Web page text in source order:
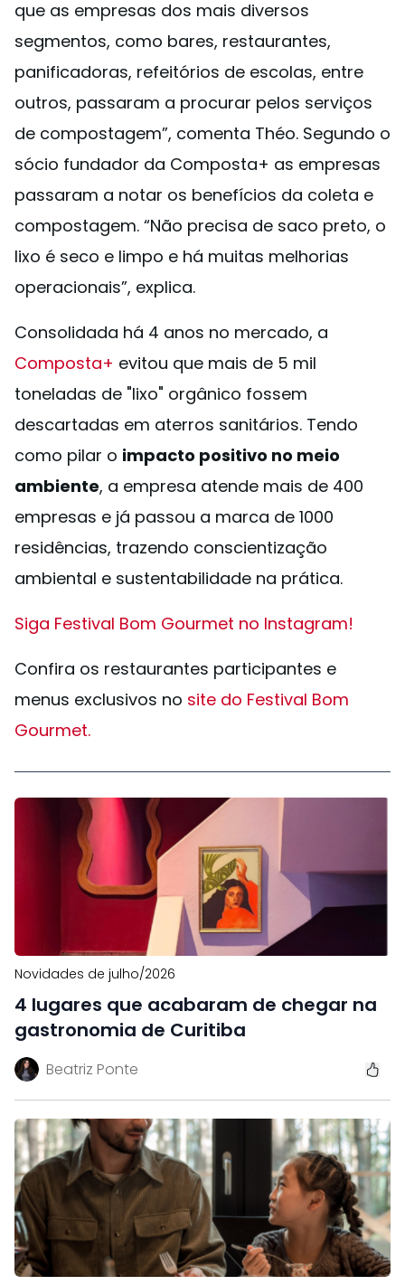
que as empresas dos mais diversos
segmentos, como bares, restaurantes,
panificadoras, refeitórios de escolas, entre
outros, passaram a procurar pelos serviços
de compostagem”, comenta Théo. Segundo o
sócio fundador da Composta+ as empresas
passaram a notar os benefícios da coleta e
compostagem. “Não precisa de saco preto, o
lixo é seco e limpo e há muitas melhorias
operacionais”, explica.
Consolidada há 4 anos no mercado, a
Composta+ evitou que mais de 5 mil
toneladas de "lixo" orgânico fossem
descartadas em aterros sanitários. Tendo
como pilar o impacto positivo no meio
ambiente, a empresa atende mais de 400
empresas e já passou a marca de 1000
residências, trazendo conscientização
ambiental e sustentabilidade na prática.
Siga Festival Bom Gourmet no Instagram!
Confira os restaurantes participantes e
menus exclusivos no site do Festival Bom
Gourmet.
Novidades de julho/2026
4 lugares que acabaram de chegar na
gastronomia de Curitiba
Beatriz Ponte